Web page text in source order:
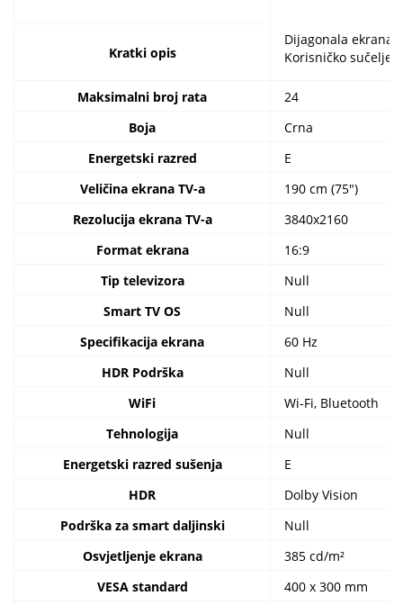
Kratki opis
Dijagonala ekrana
Korisničko sučelje:
Maksimalni broj rata
24
Boja
Crna
Energetski razred
E
Veličina ekrana TV-a
190 cm (75")
Rezolucija ekrana TV-a
3840x2160
Format ekrana
16:9
Tip televizora
Null
Smart TV OS
Null
Specifikacija ekrana
60 Hz
HDR Podrška
Null
WiFi
Wi-Fi, Bluetooth
Tehnologija
Null
Energetski razred sušenja
E
HDR
Dolby Vision
Podrška za smart daljinski
Null
Osvjetljenje ekrana
385 cd/m²
VESA standard
400 x 300 mm